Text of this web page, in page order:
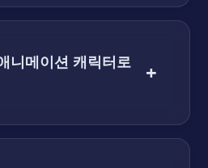
니메이션 캐릭터로
+